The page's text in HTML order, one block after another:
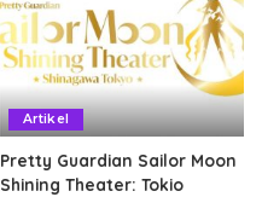
Artikel
Pretty Guardian Sailor Moon
Shining Theater: Tokio